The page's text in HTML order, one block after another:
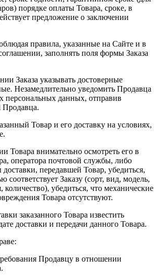
порядке оплаты Товара, сроке, в
предложение о заключении
правила, указанные на Сайте и в
заполнять поля формы Заказа
Заказа указывать достоверные
Незамедлительно уведомить Продавца
персональных данных, отправив
Продавца.
Товар и его доставку на условиях,
Товара внимательно осмотреть его в
оператора почтовой службы, либо
передавшей Товар, убедиться,
соответствует Заказу (сорт, вид, модель,
количество), убедиться, что механические
Товара отсутствуют.
заказанного Товара известить
доставки и передачи данного Товара.
Продавцу в отношении